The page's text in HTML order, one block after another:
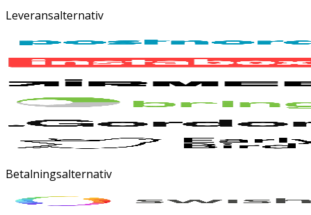
Leveransalternativ
Betalningsalternativ